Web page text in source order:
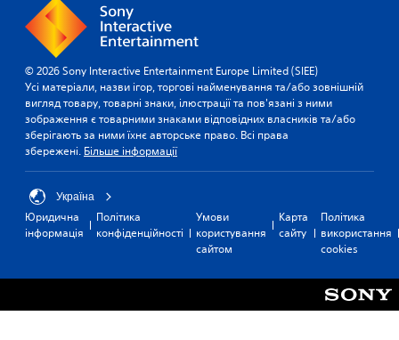
© 2026 Sony Interactive Entertainment Europe Limited (SIEE)
Усі матеріали, назви ігор, торгові найменування та/або зовнішній
вигляд товару, товарні знаки, ілюстрації та пов'язані з ними
зображення є товарними знаками відповідних власників та/або
зберігають за ними їхнє авторське право. Всі права
збережені. Більше інформації
Україна
Юридична
інформація
Політика
конфіденційності
Умови
користування
сайтом
Карта
сайту
Політика
використання
cookies